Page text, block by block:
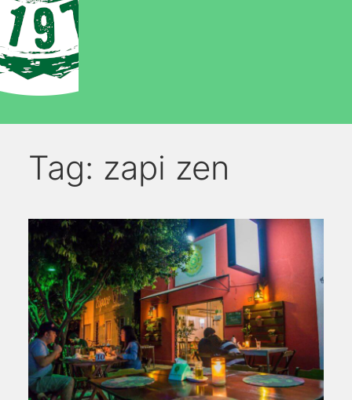
Tag: zapi zen